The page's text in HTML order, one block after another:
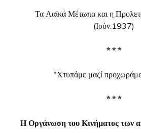
Τα Λαϊκά Μέτωπα και η
(Ιούν.1937)
* * *
"Χτυπάμε μαζί
* * *
Η Οργάνωση του Κινήματος των